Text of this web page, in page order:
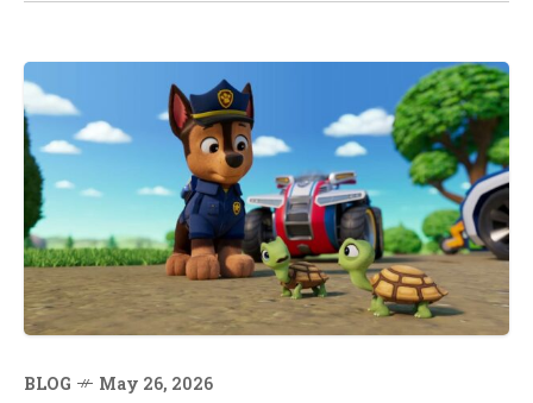
BLOG May 26, 2026